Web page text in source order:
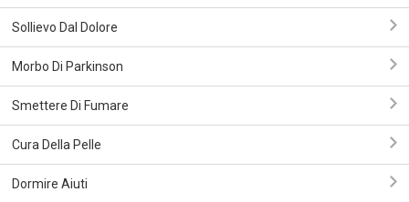
Sollievo Dal Dolore
Morbo Di Parkinson
Smettere Di Fumare
Cura Della Pelle
Dormire Aiuti